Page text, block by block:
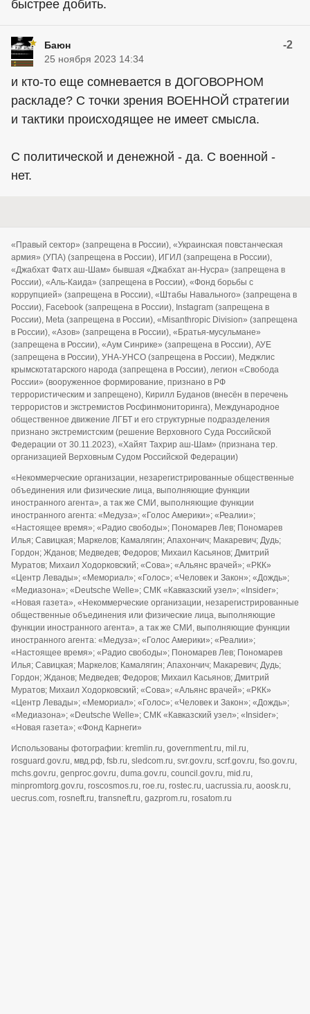
быстрее добить.
Баюн -2
25 ноября 2023 14:34
и кто-то еще сомневается в ДОГОВОРНОМ
раскладе? С точки зрения ВОЕННОЙ стратегии
и тактики происходящее не имеет смысла.
С политической и денежной - да. С военной -
нет.
«Правый сектор» (запрещена в России), «Украинская повстанческая
армия» (УПА) (запрещена в России), ИГИЛ (запрещена в России),
«Джабхат Фатх аш-Шам» бывшая «Джабхат ан-Нусра» (запрещена в
России), «Аль-Каида» (запрещена в России), «Фонд борьбы с
коррупцией» (запрещена в России), «Штабы Навального» (запрещена в
России), Facebook (запрещена в России), Instagram (запрещена в
России), Meta (запрещена в России), «Misanthropic Division» (запрещена
в России), «Азов» (запрещена в России), «Братья-мусульмане»
(запрещена в России), «Аум Синрике» (запрещена в России), АУЕ
(запрещена в России), УНА-УНСО (запрещена в России), Меджлис
крымскотатарского народа (запрещена в России), легион «Свобода
России» (вооруженное формирование, признано в РФ
террористическим и запрещено), Кирилл Буданов (внесён в перечень
террористов и экстремистов Росфинмониторинга), Международное
общественное движение ЛГБТ и его структурные подразделения
признано экстремистским (решение Верховного Суда Российской
Федерации от 30.11.2023), «Хайят Тахрир аш-Шам» (признана тер.
организацией Верховным Судом Российской Федерации)
«Некоммерческие организации, незарегистрированные общественные
объединения или физические лица, выполняющие функции
иностранного агента», а так же СМИ, выполняющие функции
иностранного агента: «Медуза»; «Голос Америки»; «Реалии»;
«Настоящее время»; «Радио свободы»; Пономарев Лев; Пономарев
Илья; Савицкая; Маркелов; Камалягин; Апахончич; Макаревич; Дудь;
Гордон; Жданов; Медведев; Федоров; Михаил Касьянов; Дмитрий
Муратов; Михаил Ходорковский; «Сова»; «Альянс врачей»; «РКК»
«Центр Левады»; «Мемориал»; «Голос»; «Человек и Закон»; «Дождь»;
«Медиазона»; «Deutsche Welle»; СМК «Кавказский узел»; «Insider»;
«Новая газета», «Некоммерческие организации, незарегистрированные
общественные объединения или физические лица, выполняющие
функции иностранного агента», а так же СМИ, выполняющие функции
иностранного агента: «Медуза»; «Голос Америки»; «Реалии»;
«Настоящее время»; «Радио свободы»; Пономарев Лев; Пономарев
Илья; Савицкая; Маркелов; Камалягин; Апахончич; Макаревич; Дудь;
Гордон; Жданов; Медведев; Федоров; Михаил Касьянов; Дмитрий
Муратов; Михаил Ходорковский; «Сова»; «Альянс врачей»; «РКК»
«Центр Левады»; «Мемориал»; «Голос»; «Человек и Закон»; «Дождь»;
«Медиазона»; «Deutsche Welle»; СМК «Кавказский узел»; «Insider»;
«Новая газета»; «Фонд Карнеги»
Использованы фотографии: kremlin.ru, government.ru, mil.ru,
rosguard.gov.ru, мвд.рф, fsb.ru, sledcom.ru, svr.gov.ru, scrf.gov.ru, fso.gov.ru,
mchs.gov.ru, genproc.gov.ru, duma.gov.ru, council.gov.ru, mid.ru,
minpromtorg.gov.ru, roscosmos.ru, roe.ru, rostec.ru, uacrussia.ru, aoosk.ru,
uecrus.com, rosneft.ru, transneft.ru, gazprom.ru, rosatom.ru